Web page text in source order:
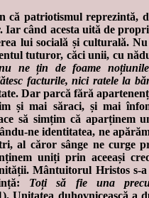
că patriotismul reprezintă,
Iar când acesta uită de
lui socială și culturală.
tuturor, căci unii, cu
ne țin de foame
facturile, nici ratele la
Dar parcă fără
și mai săraci, și mai
să simțim că aparținem
ne identitatea, ne
al căror sânge ne curge
uniți prin aceeași
Mântuitorul Hristos s-
Toți să fie una